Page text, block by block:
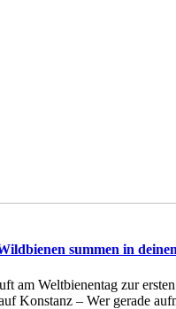
summen in
am Weltbienentag zur
Konstanz – Wer gerade